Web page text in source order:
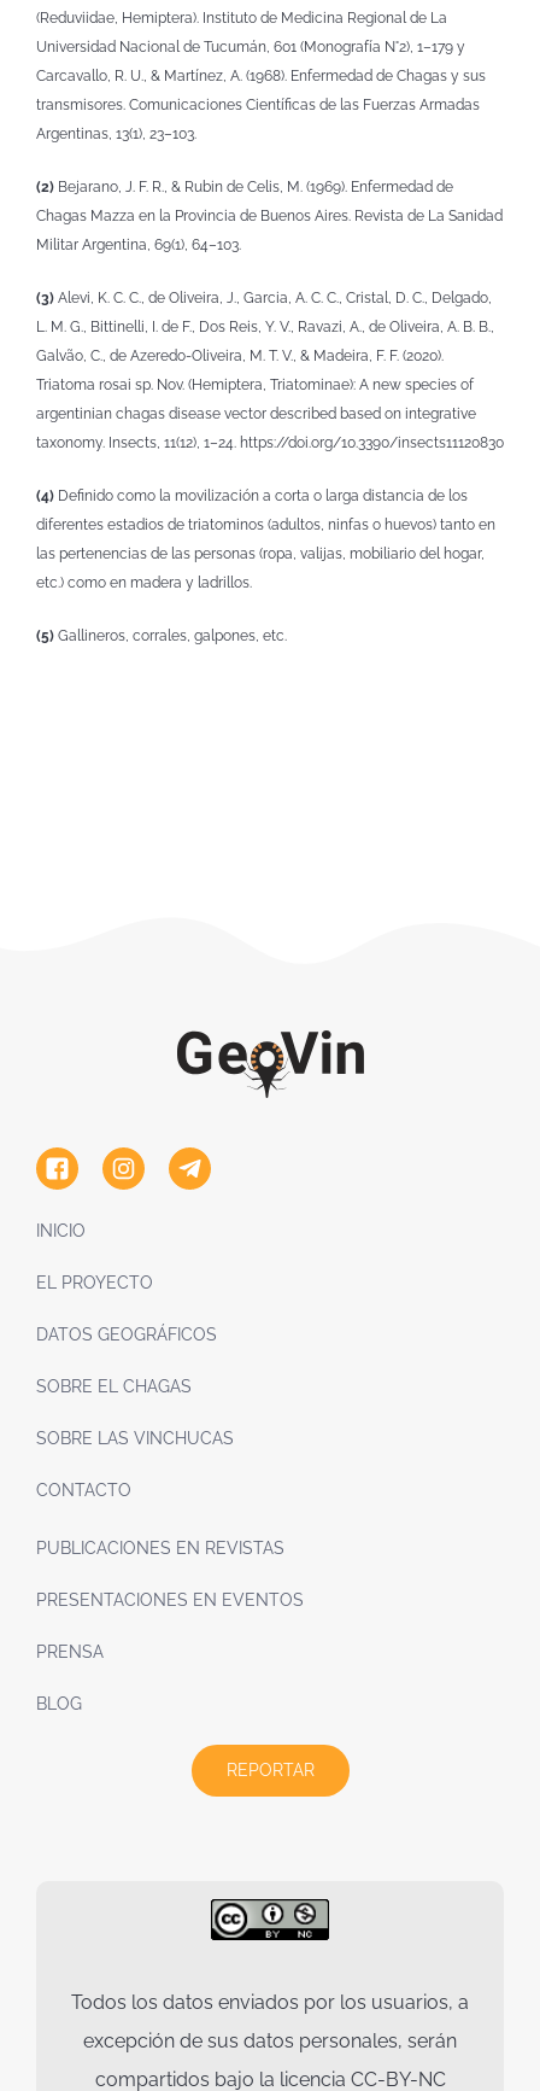
(Reduviidae, Hemiptera). Instituto de Medicina Regional de La
Universidad Nacional de Tucumán, 601 (Monografía N°2), 1–179 y
Carcavallo, R. U., & Martínez, A. (1968). Enfermedad de Chagas y sus
transmisores. Comunicaciones Científicas de las Fuerzas Armadas
Argentinas, 13(1), 23–103.
(2) Bejarano, J. F. R., & Rubin de Celis, M. (1969). Enfermedad de
Chagas Mazza en la Provincia de Buenos Aires. Revista de La Sanidad
Militar Argentina, 69(1), 64–103.
(3)Alevi, K. C. C., de Oliveira, J., Garcia, A. C. C., Cristal, D. C., Delgado,
L. M. G., Bittinelli, I. de F., Dos Reis, Y. V., Ravazi, A., de Oliveira, A. B. B.,
Galvão, C., de Azeredo-Oliveira, M. T. V., & Madeira, F. F. (2020).
Triatoma rosai sp. Nov. (Hemiptera, Triatominae): A new species of
argentinian chagas disease vector described based on integrative
taxonomy. Insects, 11(12), 1–24. https://doi.org/10.3390/insects11120830
(4) Definido como la movilización a corta o larga distancia de los
diferentes estadios de triatominos (adultos, ninfas o huevos) tanto en
las pertenencias de las personas (ropa, valijas, mobiliario del hogar,
etc.) como en madera y ladrillos.
(5) Gallineros, corrales, galpones, etc.
INICIO
EL PROYECTO
DATOS GEOGRÁFICOS
SOBRE EL CHAGAS
SOBRE LAS VINCHUCAS
CONTACTO
PUBLICACIONES EN REVISTAS
PRESENTACIONES EN EVENTOS
PRENSA
BLOG
REPORTAR
Todos los datos enviados por los usuarios, a
excepción de sus datos personales, serán
compartidos bajo la licencia CC-BY-NC